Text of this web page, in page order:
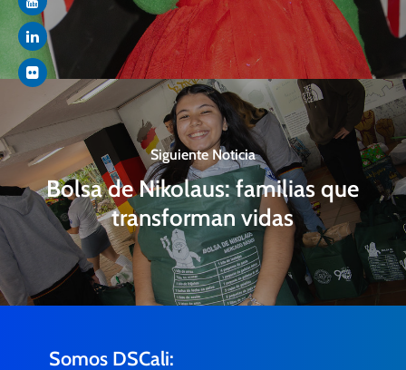
Siguiente Noticia
Bolsa de Nikolaus: familias que
transforman vidas
Somos DSCali: